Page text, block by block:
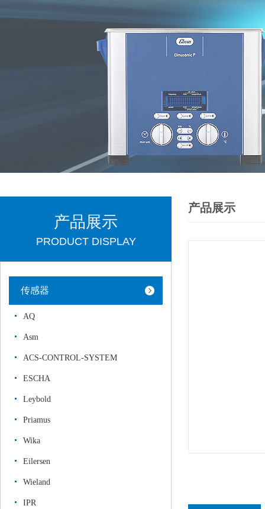
产品展示
PRODUCT DISPLAY
传感器
AQ
Asm
ACS-CONTROL-SYSTEM
ESCHA
Leybold
Priamus
Wika
Eilersen
Wieland
IPR
产品展示